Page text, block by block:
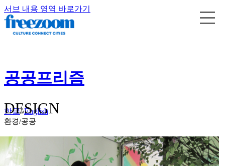
서브 내용 영역 바로가기
공공프리즘
한글/ English
DESIGN
환경/공공